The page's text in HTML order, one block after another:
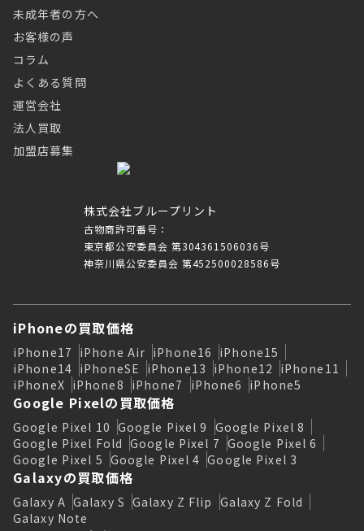
株式会社ブループリント
古物商許可番号：
東京都公安委員会 第304361506036号
神奈川県公安委員会 第452500028586号
未成年者の方へ
お客様の声
コラム
よくある質問
運営会社
法人買取
加盟店募集
iPhoneの買取価格
iPhone17 iPhone Air iPhone16 iPhone15
iPhone14 iPhoneSE iPhone13 iPhone12 iPhone11
iPhoneX iPhone8 iPhone7 iPhone6 iPhone5
Google Pixelの買取価格
Google Pixel 10 Google Pixel 9 Google Pixel 8
Google Pixel Fold Google Pixel 7 Google Pixel 6
Google Pixel 5 Google Pixel 4 Google Pixel 3
Galaxyの買取価格
Galaxy A Galaxy S Galaxy Z Flip Galaxy Z Fold
Galaxy Note